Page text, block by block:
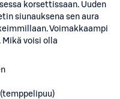
korsettissaan. Uuden
siunauksena sen aura
Voimakkaampi
Mikä voisi olla